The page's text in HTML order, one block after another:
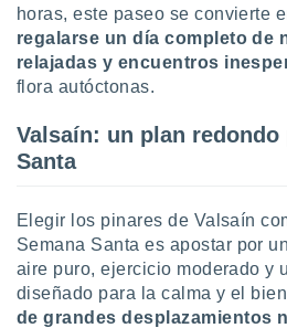
horas, este paseo se convierte
regalarse un día completo de
relajadas y encuentros
flora autóctonas.
Valsaín: un plan redondo
Santa
Elegir los pinares de Valsaín
Semana Santa es apostar por
aire puro, ejercicio moderado y
diseñado para la calma y el
de grandes desplazamientos